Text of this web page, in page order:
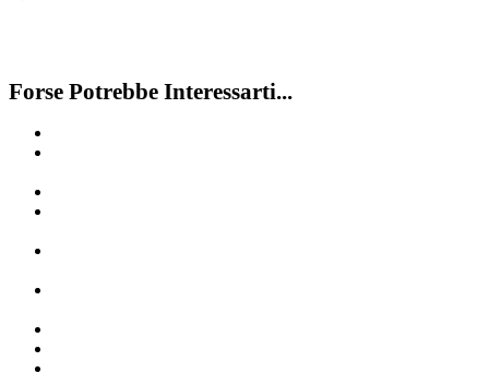
Forse Potrebbe Interessarti...